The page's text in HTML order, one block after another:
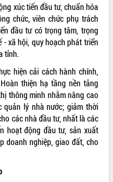
xúc tiến đầu tư, chuẩn hóa
chức, viên chức phụ trách
đầu tư có trọng tâm, trọng
xã hội, quy hoạch phát triển
tỉnh.
hiện cải cách hành chính,
thiện hạ tầng nền tảng
thông minh nhằm nâng cao
quản lý nhà nước; giảm thời
các nhà đầu tư, nhất là các
hoạt động đầu tư, sản xuất
doanh nghiệp, giao đất, cho